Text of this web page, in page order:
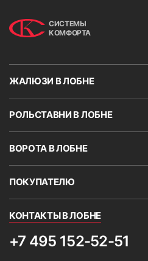
СИСТЕМЫ
КОМФОРТА
ЖАЛЮЗИ В ЛОБНЕ
РОЛЬСТАВНИ В ЛОБНЕ
ВОРОТА В ЛОБНЕ
ПОКУПАТЕЛЮ
КОНТАКТЫ В ЛОБНЕ
+7 495 152-52-51